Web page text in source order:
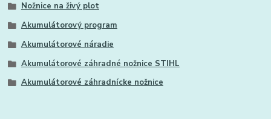
Nožnice na živý plot
Akumulátorový program
Akumulátorové náradie
Akumulátorové záhradné nožnice STIHL
Akumulátorové záhradnícke nožnice